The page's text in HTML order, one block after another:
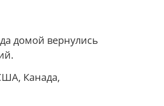
домой вернулись
Канада,